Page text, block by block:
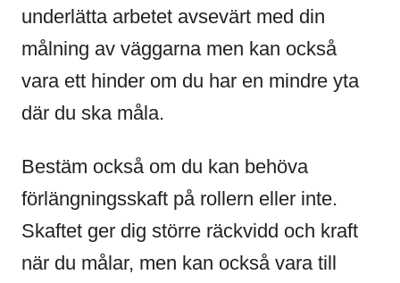
underlätta arbetet avsevärt med din
målning av väggarna men kan också
vara ett hinder om du har en mindre yta
där du ska måla.
Bestäm också om du kan behöva
förlängningsskaft på rollern eller inte.
Skaftet ger dig större räckvidd och kraft
när du målar, men kan också vara till